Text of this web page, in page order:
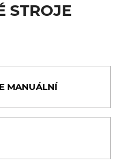
STROJE
MANUÁLNÍ